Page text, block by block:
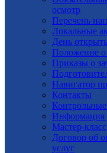
осмотр
Перечень
Локальные
День
Положение
Приказы о
Навигатор
Контакты
Информация
Мастер-класс
Договор об
услуг